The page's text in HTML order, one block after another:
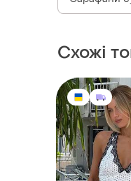
Схожі